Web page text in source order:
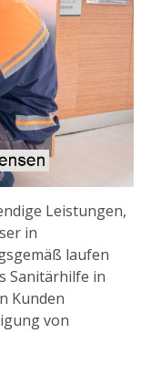
Leistungen,
in
laufen
Sanitärhilfe in
Kunden
von